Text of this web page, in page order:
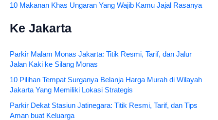
10 Makanan Khas Ungaran Yang Wajib Kamu Jajal Rasanya
Ke Jakarta
Parkir Malam Monas Jakarta: Titik Resmi, Tarif, dan Jalur
Jalan Kaki ke Silang Monas
10 Pilihan Tempat Surganya Belanja Harga Murah di Wilayah
Jakarta Yang Memiliki Lokasi Strategis
Parkir Dekat Stasiun Jatinegara: Titik Resmi, Tarif, dan Tips
Aman buat Keluarga